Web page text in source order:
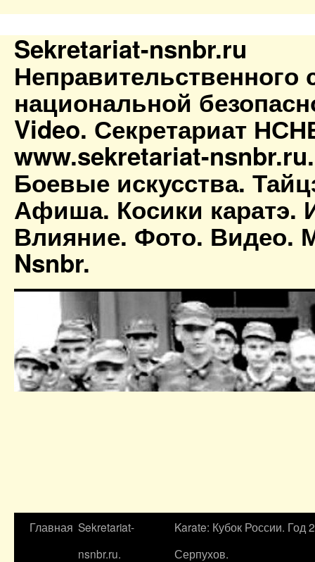
Sekretariat-nsnbr.ru
Неправительственного
национальной
Video. Секретариат
www.sekretariat-
Боевые искусства.
Афиша. Косики каратэ.
Влияние. Фото. Видео.
Nsnbr.
Главная Sekretariat-
nsnbr.ru.
Karate: Кубок России. Год
Серпухов.